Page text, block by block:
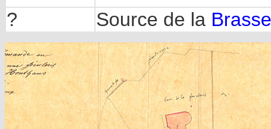
? Source de la